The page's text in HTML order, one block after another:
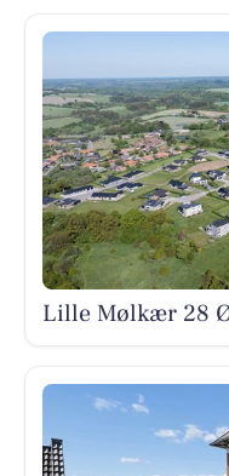
Lille Mølkær 28